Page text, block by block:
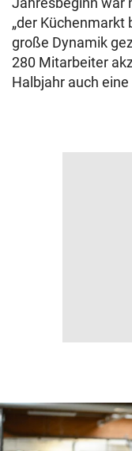
„der
große Dynamik
280 Mitarbeiter
Halbjahr auch